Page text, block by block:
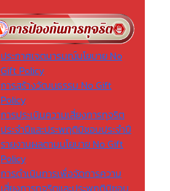
ประกาศเจตนารมณ์นโยบาย No
Gift Policy
การสร้างวัฒนธรรม No Gift
Policy
การประเมินความเสี่ยงการทุจริต
ประจำปีและประพฤติมิชอบประจำปี
รายงานผลตามนโยบาย No Gift
Policy
การดำเนินการเพื่อจัดการความ
เสี่ยงการทุจริตและประพฤติมิชอบ